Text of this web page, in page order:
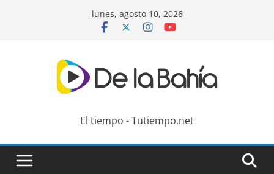
lunes, agosto 10, 2026
El tiempo - Tutiempo.net